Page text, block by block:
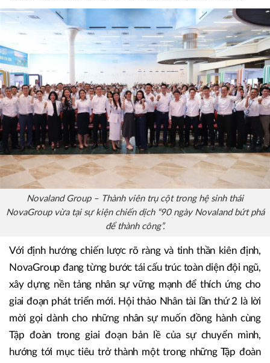
Novaland Group – Thành viên trụ cột trong hệ sinh thái
NovaGroup vừa tại sự kiện chiến dịch “90 ngày Novaland bứt phá
để thành công”.
Với định hướng chiến lược rõ ràng và tinh thần kiên định,
NovaGroup đang từng bước tái cấu trúc toàn diện đội ngũ,
xây dựng nền tảng nhân sự vững mạnh để thích ứng cho
giai đoạn phát triển mới. Hội thảo Nhân tài lần thứ 2 là lời
mời gọi dành cho những nhân sự muốn đồng hành cùng
Tập đoàn trong giai đoạn bản lề của sự chuyển mình,
hướng tới mục tiêu trở thành một trong những Tập đoàn